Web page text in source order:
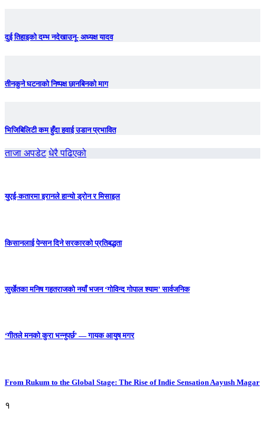
दुई तिहाइको दम्भ नदेखाउनू- अध्यक्ष यादव
तीनकुने घटनाकाे निष्पक्ष छानबिनकाे माग
भिजिबिलिटी कम हुँदा हवाई उडान प्रभावित
ताजा अपडेट धेरै पढिएको
युएई-कतारमा इरानले हान्यो ड्रोन र मिसाइल
किसानलाई पेन्सन दिने सरकारको प्रतिबद्धता
सुर्खेतका मनिष गहतराजको नयाँ भजन ‘गोविन्द गोपाल श्याम’ सार्वजनिक
‘गीतले मनको कुरा भन्नुपर्छ’ — गायक आयुष मगर
From Rukum to the Global Stage: The Rise of Indie Sensation Aayush Magar
१